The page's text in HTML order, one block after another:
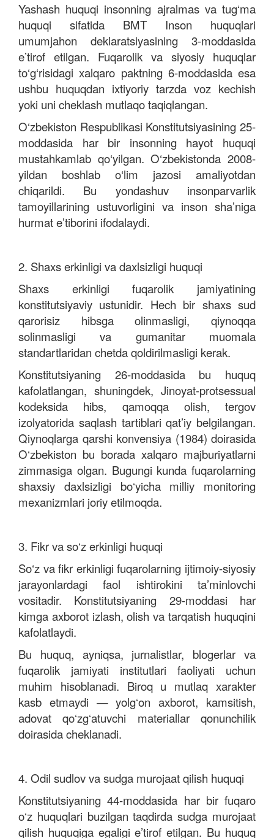
Yashash huquqi insonning ajralmas va tug‘ma
huquqi sifatida BMT Inson huquqlari
umumjahon deklaratsiyasining 3-moddasida
e’tirof etilgan. Fuqarolik va siyosiy huquqlar
to‘g‘risidagi xalqaro paktning 6-moddasida esa
ushbu huquqdan ixtiyoriy tarzda voz kechish
yoki uni cheklash mutlaqo taqiqlangan.
O‘zbekiston Respublikasi Konstitutsiyasining 25-
moddasida har bir insonning hayot huquqi
mustahkamlab qo‘yilgan. O‘zbekistonda 2008-
yildan boshlab o‘lim jazosi amaliyotdan
chiqarildi. Bu yondashuv insonparvarlik
tamoyillarining ustuvorligini va inson sha’niga
hurmat e’tiborini ifodalaydi.
2. Shaxs erkinligi va daxlsizligi huquqi
Shaxs erkinligi fuqarolik jamiyatining
konstitutsiyaviy ustunidir. Hech bir shaxs sud
qarorisiz hibsga olinmasligi, qiynoqqa
solinmasligi va gumanitar muomala
standartlaridan chetda qoldirilmasligi kerak.
Konstitutsiyaning 26-moddasida bu huquq
kafolatlangan, shuningdek, Jinoyat-protsessual
kodeksida hibs, qamoqqa olish, tergov
izolyatorida saqlash tartiblari qat’iy belgilangan.
Qiynoqlarga qarshi konvensiya (1984) doirasida
O‘zbekiston bu borada xalqaro majburiyatlarni
zimmasiga olgan. Bugungi kunda fuqarolarning
shaxsiy daxlsizligi bo‘yicha milliy monitoring
mexanizmlari joriy etilmoqda.
3. Fikr va so‘z erkinligi huquqi
So‘z va fikr erkinligi fuqarolarning ijtimoiy-siyosiy
jarayonlardagi faol ishtirokini ta’minlovchi
vositadir. Konstitutsiyaning 29-moddasi har
kimga axborot izlash, olish va tarqatish huquqini
kafolatlaydi.
Bu huquq, ayniqsa, jurnalistlar, blogerlar va
fuqarolik jamiyati institutlari faoliyati uchun
muhim hisoblanadi. Biroq u mutlaq xarakter
kasb etmaydi — yolg‘on axborot, kamsitish,
adovat qo‘zg‘atuvchi materiallar qonunchilik
doirasida cheklanadi.
4. Odil sudlov va sudga murojaat qilish huquqi
Konstitutsiyaning 44-moddasida har bir fuqaro
o‘z huquqlari buzilgan taqdirda sudga murojaat
qilish huquqiga egaligi e’tirof etilgan. Bu huquq